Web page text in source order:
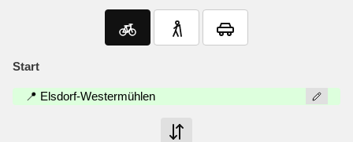
Start
📍 Elsdorf-Westermühlen